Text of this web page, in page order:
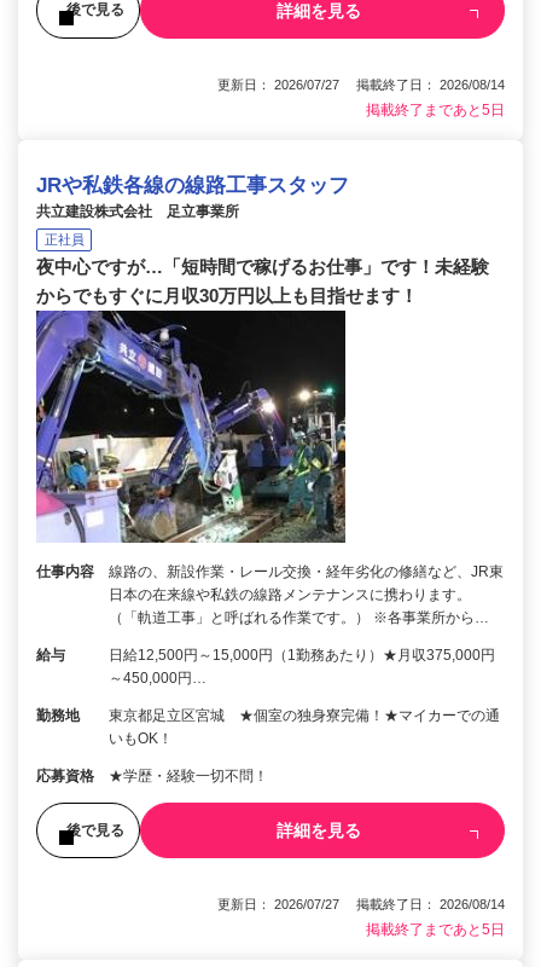
後で見る 詳細を見る
更新日： 2026/07/27 掲載終了日： 2026/08/14
掲載終了まであと5日
JRや私鉄各線の線路工事スタッフ
共立建設株式会社 足立事業所
正社員
夜中心ですが…「短時間で稼げるお仕事」です！未経験
からでもすぐに月収30万円以上も目指せます！
仕事内容
線路の、新設作業・レール交換・経年劣化の修繕など、JR東
日本の在来線や私鉄の線路メンテナンスに携わります。
（「軌道工事」と呼ばれる作業です。） ※各事業所から…
給与
日給12,500円～15,000円（1勤務あたり）★月収375,000円
～450,000円…
勤務地
東京都足立区宮城 ★個室の独身寮完備！★マイカーでの通
いもOK！
応募資格 ★学歴・経験一切不問！
後で見る 詳細を見る
更新日： 2026/07/27 掲載終了日： 2026/08/14
掲載終了まであと5日